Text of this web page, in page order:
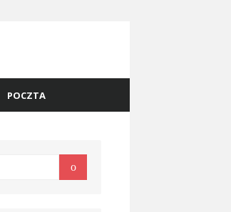
POCZTA
Search